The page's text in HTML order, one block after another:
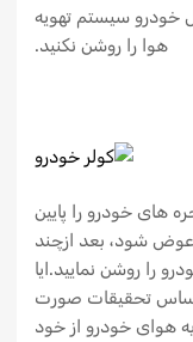
خودرو سیستم تهویه
هوا را روشن نکنید.
های خودرو را پایین
شود، بعد ازچند
را روشن نمایید.ایا
اساس تحقیقات صورت
هوای خودرو از خود